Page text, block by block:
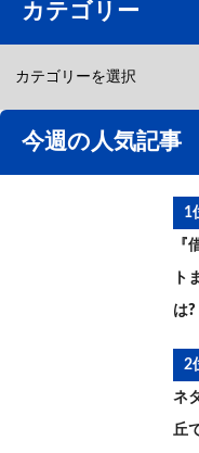
カテゴリー
今週の人気記事
1
『
ト
は?
2
ネ
丘